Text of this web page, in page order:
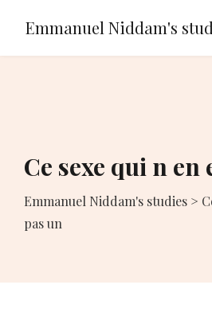
Emmanuel Niddam's
Ce sexe qui n en
Emmanuel Niddam's studies >
pas un